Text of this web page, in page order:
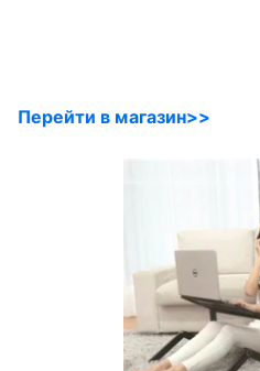
Перейти в магазин>>